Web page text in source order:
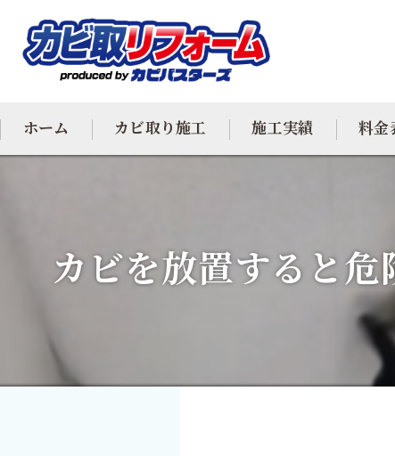
ホーム カビ取り施工 施工実績 料金
カビを放置すると